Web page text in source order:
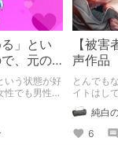
る」とい
、元の
でも問
いう状態が好
性でも男性で
【被
声作品
とんでも
イトはし
純白
6